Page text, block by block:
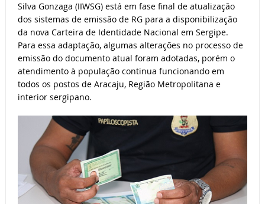
Silva Gonzaga (IIWSG) está em fase final de atualização
dos sistemas de emissão de RG para a disponibilização
da nova Carteira de Identidade Nacional em Sergipe.
Para essa adaptação, algumas alterações no processo de
emissão do documento atual foram adotadas, porém o
atendimento à população continua funcionando em
todos os postos de Aracaju, Região Metropolitana e
interior sergipano.